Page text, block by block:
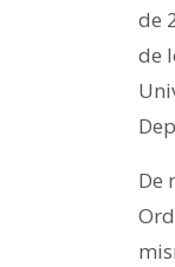
de
de
De